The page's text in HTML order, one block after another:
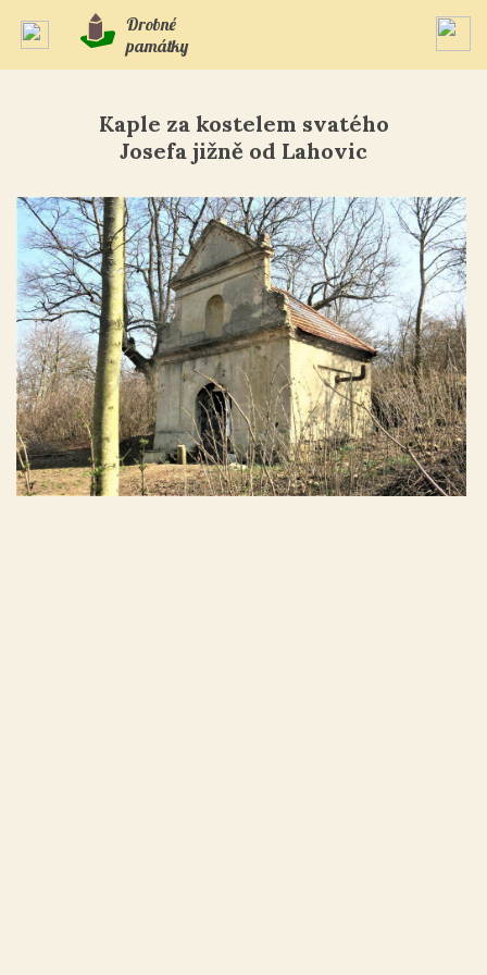
Drobné
památky
Kaple za kostelem svatého
Josefa jižně od Lahovic